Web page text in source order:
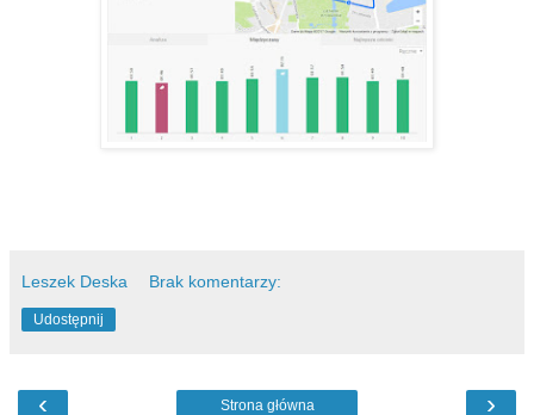
Leszek Deska Brak komentarzy:
Udostępnij
‹ ›
Strona główna